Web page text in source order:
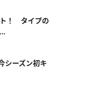
ト！ タイプの
シーズン初キ